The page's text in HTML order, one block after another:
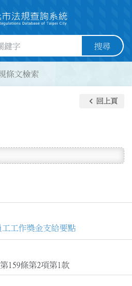
搜尋
條文檢索
keyboard_arrow_left 回上頁
工作獎金支給要點
159條第2項第1款